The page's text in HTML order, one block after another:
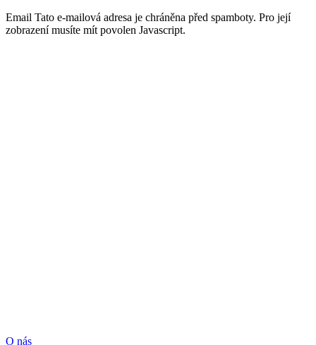
Email Tato e-mailová adresa je chráněna před spamboty. Pro její
zobrazení musíte mít povolen Javascript.
O nás